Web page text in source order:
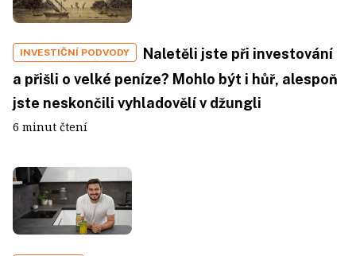
INVESTIČNÍ PODVODY
Naletěli jste při investování
a přišli o velké peníze? Mohlo být i hůř, alespoň
jste neskončili vyhladovělí v džungli
6 minut čtení